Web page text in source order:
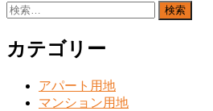
検
カテゴリー
アパート用地
マンション用地